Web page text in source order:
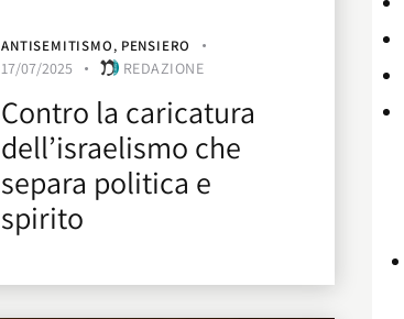
ANTISEMITISMO, PENSIERO
17/07/2025 REDAZIONE
Contro la caricatura
dell’israelismo che
separa politica e
spirito